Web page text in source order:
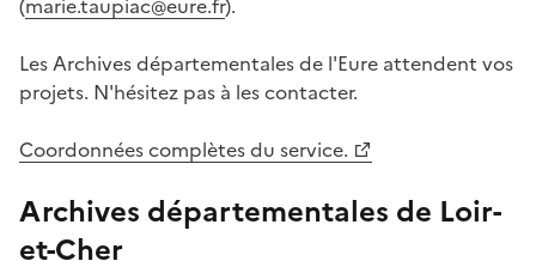
Les Archives départementales de l'Eure attendent vos
projets. N'hésitez pas à les contacter.
Coordonnées complètes du service.
Archives départementales de Loir-
et-Cher